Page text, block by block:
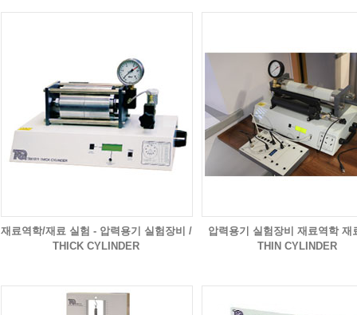
재료역학/재료 실험 - 압력용기 실험장비 /
THICK CYLINDER
압력용기 실험장비 재료역학 재
THIN CYLINDER